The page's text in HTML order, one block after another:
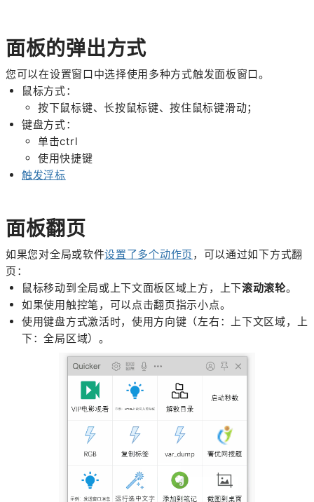
面板的弹出方式
您可以在设置窗口中选择使用多种方式触发面板窗口。
鼠标方式：
按下鼠标键、长按鼠标键、按住鼠标键滑动；
键盘方式：
单击ctrl
使用快捷键
触发浮标
面板翻页
如果您对全局或软件设置了多个动作页 ，可以通过如下方式翻
页：
鼠标移动到全局或上下文面板区域上方，上下滚动滚轮。
如果使用触控笔，可以点击翻页指示小点。
使用键盘方式激活时，使用方向键（左右：上下文区域，上
下：全局区域）。